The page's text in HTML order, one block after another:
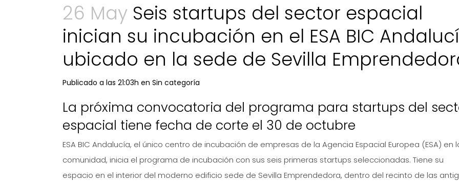
26 May Seis startups del sector espacial
inician su incubación en el ESA BIC
ubicado en la sede de Sevilla
Publicado a las 21:03h en Sin categoría
La próxima convocatoria del programa para startups del
espacial tiene fecha de corte el 30 de octubre
ESA BIC Andalucía, el único centro de incubación de empresas de la Agencia Espacial Europea (ESA) en
comunidad, inicia el programa de incubación con sus seis primeras startups seleccionadas. Tiene su
espacio en el interior del moderno edificio sede de Sevilla Emprendedora, dentro del recinto de las